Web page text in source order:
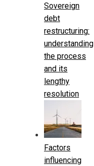
Sovereign
debt
restructuring:
understanding
the process
and its
lengthy
resolution
Factors
influencing